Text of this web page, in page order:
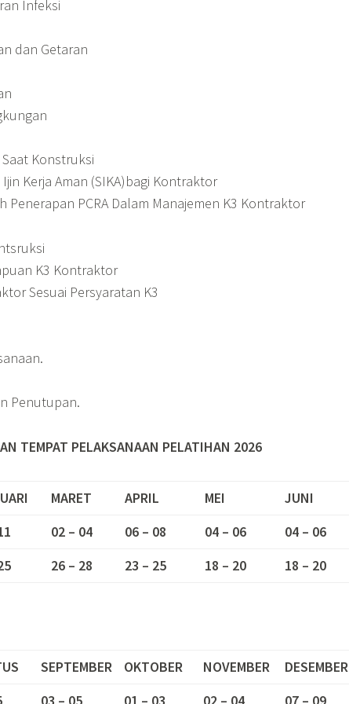
Infeksi
dan Getaran
Konstruksi
Kerja Aman (SIKA)bagi Kontraktor
Penerapan PCRA Dalam Manajemen K3 Kontraktor
K3 Kontraktor
Sesuai Persyaratan K3
Penutupan.
TEMPAT PELAKSANAAN PELATIHAN 2026
MARET APRIL MEI
JUNI
02 – 04 06 – 08 04 – 06
04 – 06
26 – 28 23 – 25 18 – 20 18 – 20
SEPTEMBER OKTOBER NOVEMBER
DESEMBER